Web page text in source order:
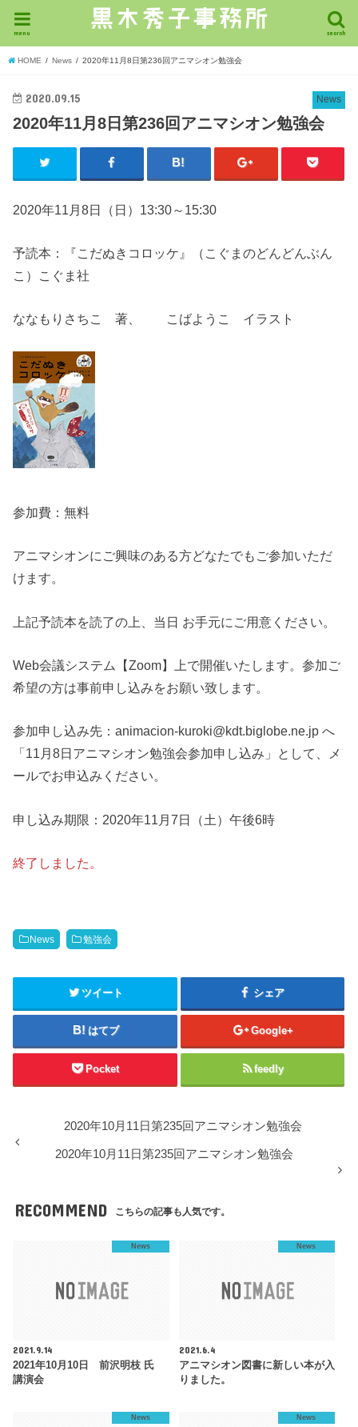
search
menu
HOME News 2020年11月8日第236回アニマシオン勉強会
News
2020.09.15
2020年11月8日第236回アニマシオン勉強会
2020年11月8日（日）13:30～15:30
予読本：『こだぬきコロッケ』（こぐまのどんどんぶん
こ）こぐま社
ななもりさちこ 著、 こばようこ イラスト
参加費：無料
アニマシオンにご興味のある方どなたでもご参加いただ
けます。
上記予読本を読了の上、当日 お手元にご用意ください。
Web会議システム【Zoom】上で開催いたします。参加ご
希望の方は事前申し込みをお願い致します。
参加申し込み先：animacion-kuroki@kdt.biglobe.ne.jp へ
「11月8日アニマシオン勉強会参加申し込み」として、メ
ールでお申込みください。
申し込み期限：2020年11月7日（土）午後6時
終了しました。
News 勉強会
ツイート シェア
はてブ Google+
Pocket feedly
2020年10月11日第235回アニマシオン勉強会
2020年10月11日第235回アニマシオン勉強会
RECOMMEND こちらの記事も人気です。
News
2021.9.14
2021年10月10日 前沢明枝 氏
講演会
News
2021.6.4
アニマシオン図書に新しい本が入
りました。
News News